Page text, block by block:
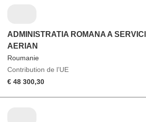
ADMINISTRATIA ROMANA A
AERIAN
Roumanie
Contribution de l’UE
€ 48 300,30